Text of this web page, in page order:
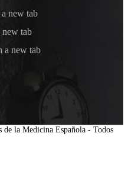
new tab
new tab
a new tab
la Medicina Española - Todos